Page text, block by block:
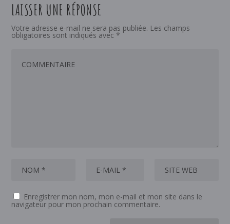
LAISSER UNE RÉPONSE
Votre adresse e-mail ne sera pas publiée. Les champs
obligatoires sont indiqués avec *
Enregistrer mon nom, mon e-mail et mon site dans le
navigateur pour mon prochain commentaire.